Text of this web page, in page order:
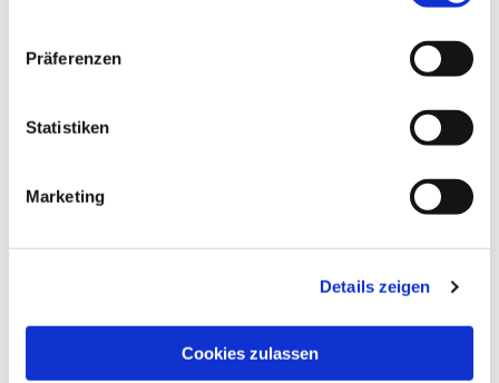
Präferenzen
Statistiken
Marketing
Details zeigen
Cookies zulassen